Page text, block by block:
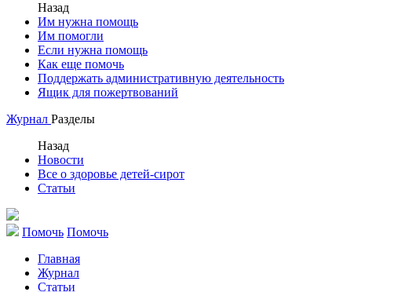
Назад
Им нужна помощь
Им помогли
Если нужна помощь
Как еще помочь
Поддержать административную деятельность
Ящик для пожертвований
Журнал Разделы
Назад
Новости
Все о здоровье детей-сирот
Статьи
Помочь Помочь
Главная
Журнал
Статьи